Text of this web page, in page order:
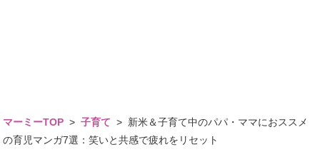
マーミーTOP >子育て > 新米＆子育て中のパパ・ママにおススメ
の育児マンガ7選：笑いと共感で疲れをリセット